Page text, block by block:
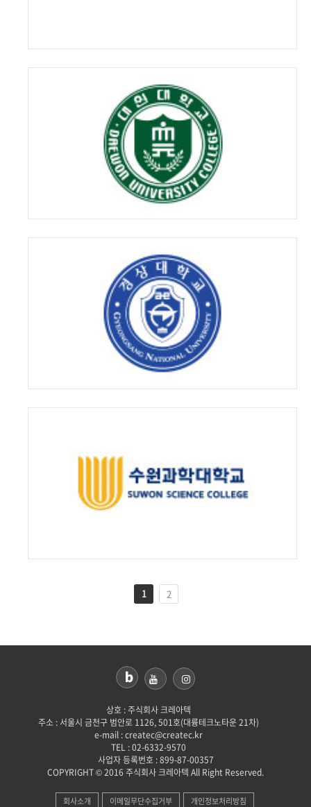
1 2
상호 : 주식회사 크레아텍
주소 : 서울시 금천구 범안로 1126, 501호(대륭테크노타운 21차)
e-mail : createc@createc.kr
TEL : 02-6332-9570
사업자 등록번호 : 899-87-00357
COPYRIGHT © 2016 주식회사 크레아텍 All Right Reserved.
회사소개 이메일무단수집거부 개인정보처리방침